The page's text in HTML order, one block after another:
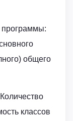
программы:
общего
классов